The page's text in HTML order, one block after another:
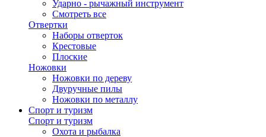
Ударно - рычажный инструмент
Смотреть все
Отвертки
Наборы отверток
Крестовые
Плоские
Ножовки
Ножовки по дереву
Двуручные пилы
Ножовки по металлу
Спорт и туризм
Спорт и туризм
Охота и рыбалка